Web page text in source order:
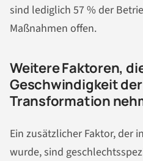
sind lediglich 57 % der
Maßnahmen offen.
Weitere Faktoren,
Geschwindigkeit
Transformation
Ein zusätzlicher Faktor, der
wurde, sind